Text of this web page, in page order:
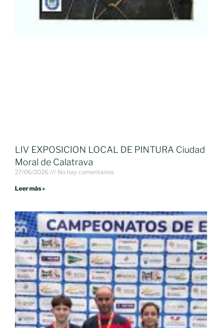
LIV EXPOSICION LOCAL DE PINTURA Ciudad
Moral de Calatrava
27/06/2026 No hay comentarios
Leer más »